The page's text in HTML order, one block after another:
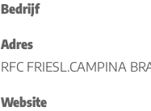
Bedrijf
Adres
RFC FRIESL.CAMPINA
Website